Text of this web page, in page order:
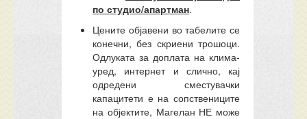
по студио/апартман.
Цените објавени во табелите се
конечни, без скриени трошоци.
Одлуката за доплата на клима-
уред, интернет и слично, кај
одредени сместувачки
капацитети е на сопствениците
на објектите, Магелан НЕ може